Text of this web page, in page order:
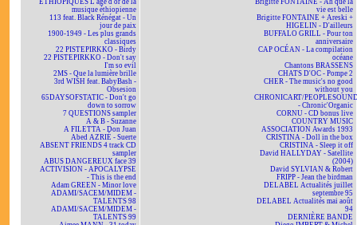
ÉTHIOPIQUES L'âge d'or de la
musique éthiopienne
113 feat. Black Rénégat - Un
jour de paix
1900-1949 - Les plus grands
classiques
22 PISTEPIRKKO - Birdy
22 PISTEPIRKKO - Don't say
I'm so evil
2MS - Que la lumière brille
3rd WISH feat. BabyBash -
Obsesion
65DAYSOFSTATIC - Don't go
down to sorrow
7 QUESTIONS sampler
A & B - Suzanne
A FILETTA - Don Juan
Abed AZRIÉ - Suerte
ABSENT FRIENDS 4 track CD
sampler
ABUS DANGEREUX face 39
ACTIVISION - APOCALYPSE
- This is the end
Adam GREEN - Minor love
ADAMI/SACEM/MIDEM -
TALENTS 98
ADAMI/SACEM/MIDEM -
TALENTS 99
Brigitte FONTAINE - Ah que la
vie est belle
Brigitte FONTAINE + Areski +
HIGELIN - D'ailleurs
BUFFALO GRILL - Pour ton
anniversaire
CAP OCÉAN - La compilation
océane
Chantons BRASSENS
CHATS D'OC - Pompe 2
CHER - The music's no good
without you
CHRONICART/
- Chronic'Organic
CORNU - CD bonus live
COUNTRY MUSIC
ASSOCIATION Awards 1993
CRISTINA - Doll in the box
CRISTINA - Sleep it off
David HALLYDAY - Satellite
(2004)
David SYLVIAN & Robert
FRIPP - Jean the birdman
DELABEL Actualités juillet
septembre 95
DELABEL Actualités mai août
94
DERNIÈRE BANDE